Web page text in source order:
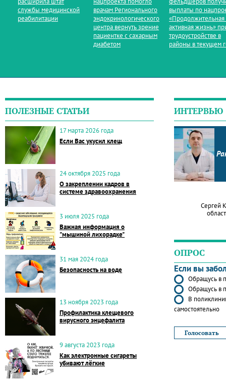
службы медицинской
реабилитации
врачам Регионального
эндокринологического
центра вернуть зрение
пациентке с сахарным
диабетом
выплаты по
«Продолжительная
активная жизнь»
трудоустройстве в
районы в текущем
ПОЛЕЗНЫЕ СТАТЬИ
17 марта 2026 года
Если Вас укусил клещ
24 октября 2025 года
О закреплении кадров в
системе здравоохранения
3 июля 2025 года
Важная информация о
"мышиной лихорадке"
31 мая 2024 года
Безопасность на воде
13 ноября 2023 года
Профилактика клещевого
вирусного энцефалита
9 августа 2023 года
Как электронные сигареты
убивают лёгкие
ИНТЕРВЬЮ
Сергей
ОПРОС
Если вы
Обращусь в
Обращусь в
В
самостоятельно